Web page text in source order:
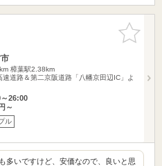
お気に入
りに追加
樟葉駅2.38km
速道路＆第二京阪道路「八幡京田辺IC」よ
26:00
～
ル
多いですけど、安価なので、良いと思